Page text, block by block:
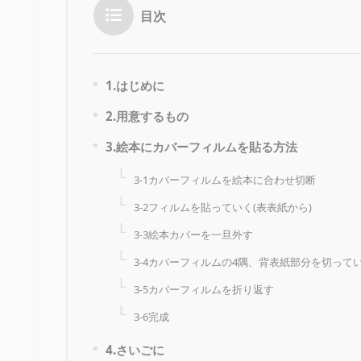
目次
1.はじめに
2.用意するもの
3.絵本にカバーフィルムを貼る方法
3-1カバーフィルムを絵本に合わせ切断
3-2フィルムを貼っていく(表表紙から)
3-3絵本カバーを一旦外す
3-4カバーフィルムの4隅、背表紙部分を切って
3-5カバーフィルムを折り返す
3-6完成
4.さいごに